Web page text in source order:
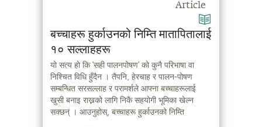
Article
बच्चाहरू हुर्काउनको निम्ति मातापितालाई
१० सल्लाहहरू
यो सत्य हो कि ‘सही पालनपोषण’ को कुनै परिभाषा वा
निश्चित विधि हुँदैन । तैपनि, हेरचाह र पालन-पोषण
सम्बन्धित सरसल्लाह र परामर्शले आफ्ना बच्चाहरूलाई
खुसी बनाइ राख्नको लागि निकै सहयोगी भूमिका खेल्न
सक्छन् । आउनुहोस्, बच्चाहरू हुर्काउनको निम्ति